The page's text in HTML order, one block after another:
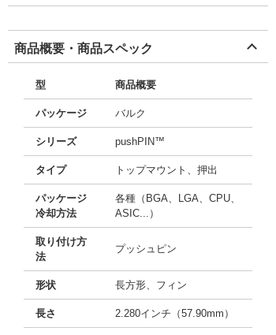
商品概要・商品スペック
型 商品概要
パッケージ バルク
シリーズ pushPIN™
タイプ トップマウント、押出
パッケージ
冷却方法
各種（BGA、LGA、CPU、
ASIC...）
取り付け方
法
プッシュピン
形状 長方形、フィン
長さ 2.280インチ（57.90mm）